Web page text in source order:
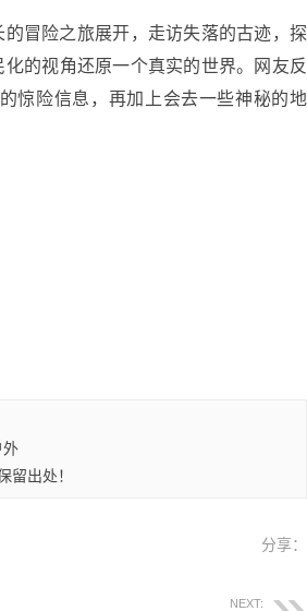
冒险之旅展开，走访失落的古迹，探
的视角还原一个真实的世界。网友反
惊险信息，再加上会去一些神秘的地
外
留出处！
分享：
NEXT: